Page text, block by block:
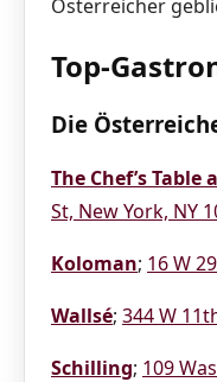
Österreicher
Top-
Die
The Chef’s
St, New York, NY
Koloman; 16 W
Wallsé; 344 W
Schilling; 109